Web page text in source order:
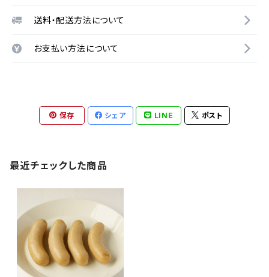
送料・配送方法について
お支払い方法について
保存 シェア LINE ポスト
最近チェックした商品